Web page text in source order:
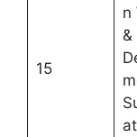
15
n
&